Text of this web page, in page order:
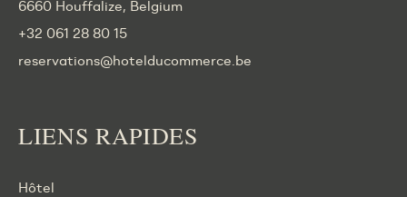
6660 Houffalize, Belgium
+32 061 28 80 15
reservations@hotelducommerce.be
LIENS RAPIDES
Hôtel